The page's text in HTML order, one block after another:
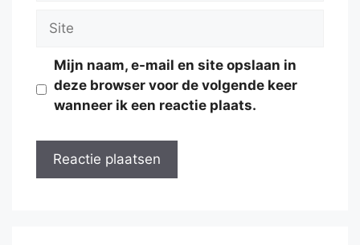
Site
Mijn naam, e-mail en site opslaan in
deze browser voor de volgende keer
wanneer ik een reactie plaats.